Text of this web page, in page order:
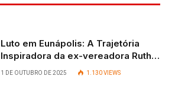
Luto em Eunápolis: A Trajetória
Inspiradora da ex-vereadora Ruth
Contadora
1 DE OUTUBRO DE 2025 1.130VIEWS